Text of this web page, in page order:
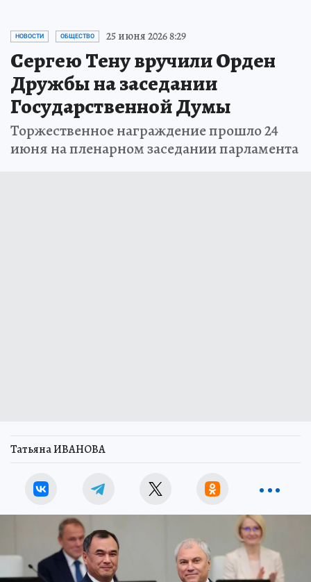
НОВОСТИ ОБЩЕСТВО 25 июня 2026 8:29
Сергею Тену вручили Орден
Дружбы на заседании
Государственной Думы
Торжественное награждение прошло 24
июня на пленарном заседании парламента
Татьяна ИВАНОВА